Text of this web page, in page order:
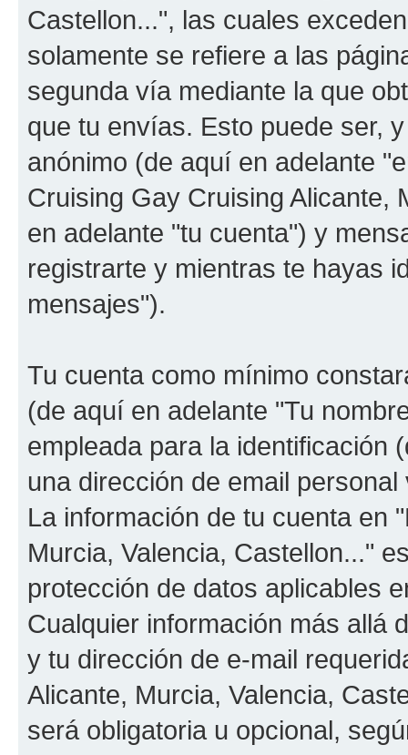
Castellon...", las cuales
solamente se refiere a las
segunda vía mediante la que
que tu envías. Esto puede ser,
anónimo (de aquí en adelante
Cruising Gay Cruising Alicante,
en adelante "tu cuenta") y
registrarte y mientras te hayas
mensajes").
Tu cuenta como mínimo
(de aquí en adelante "Tu
empleada para la identificación
una dirección de email
La información de tu cuenta en
Murcia, Valencia, Castellon..."
protección de datos aplicables
Cualquier información más allá
y tu dirección de e-mail
Alicante, Murcia, Valencia,
será obligatoria u opcional,